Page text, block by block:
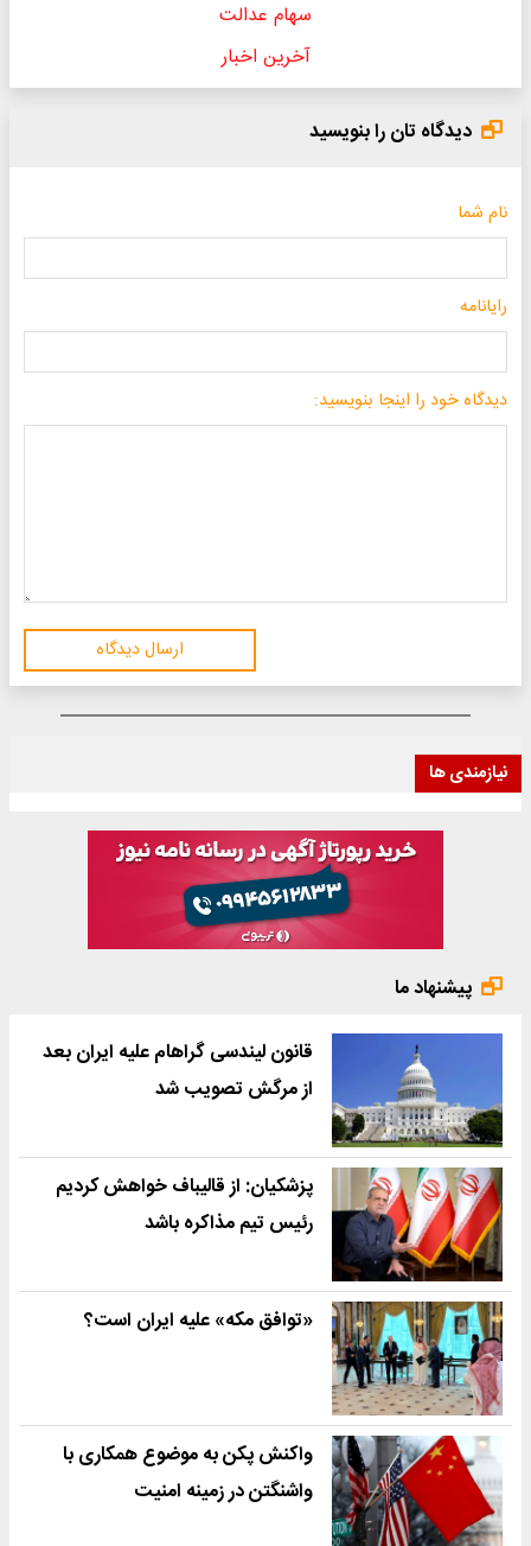
سهام عدالت
آخرین اخبار
دیدگاه تان را بنویسید
نام شما
رایانامه
دیدگاه خود را اینجا بنویسید:
ارسال دیدگاه
نیازمندی ها
پیشنهاد ما
قانون لیندسی گراهام علیه ایران بعد
از مرگش تصویب شد
پزشکیان: از قالیباف خواهش کردیم
رئیس تیم مذاکره باشد
«توافق مکه» علیه ایران است؟
واکنش پکن به موضوع همکاری با
واشنگتن در زمینه امنیت